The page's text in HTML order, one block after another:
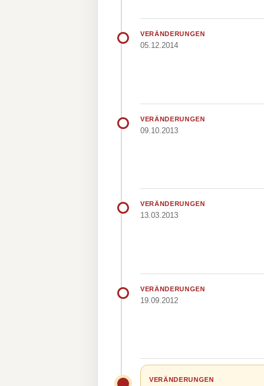
VERÄNDERUNGEN
05.12.2014
VERÄNDERUNGEN
09.10.2013
VERÄNDERUNGEN
13.03.2013
VERÄNDERUNGEN
19.09.2012
VERÄNDERUNGEN